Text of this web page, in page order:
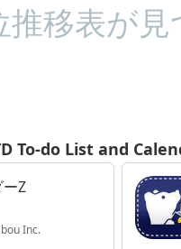
推移表が
To-do List and
Z
Inc.